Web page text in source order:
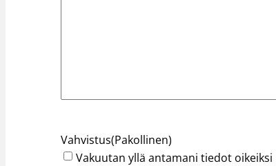
Vahvistus(Pakollinen)
Vakuutan yllä antamani tiedot oikeiksi